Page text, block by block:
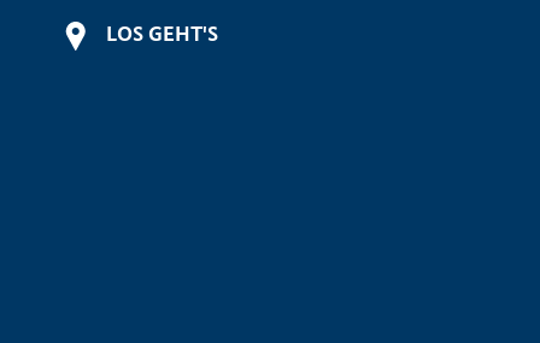
LOS GEHT'S